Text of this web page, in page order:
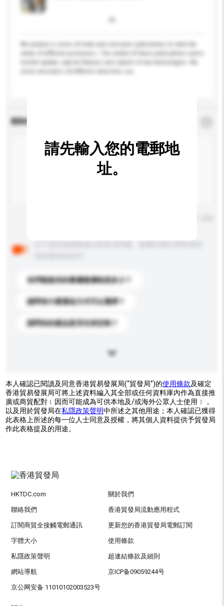
查詢內容
你們能提供的最優惠價格是多少？
請問有什麼運送方式可以選擇？
請問你的產品是否支持定制？
請先輸入您的電郵地
址。
本人確認已閱讀及同意香港貿易發展局(“貿發局”)的使用條款及確定
香港貿易發展局可將上述資料編入其全部或任何資料庫內作為直接推
廣或商貿配對﹝因而可能成為可供本地及/或海外公眾人士使用﹞，
以及用於貿發局在私隱政策聲明中所述之其他用途；本人確認已獲得
此表格上所述的每一位人士同意及授權，將其個人資料提供予貿發局
作此表格提及的用途。
HKTDC.com 關於我們
聯絡我們 香港貿發局流動應用程式
訂閱商貿全接觸電郵通訊 更新您的香港貿發局電郵訂閱
字體大小 使用條款
私隱政策聲明 超連結條款及細則
網站導航 京ICP备09059244号
京公网安备 11010102003523号